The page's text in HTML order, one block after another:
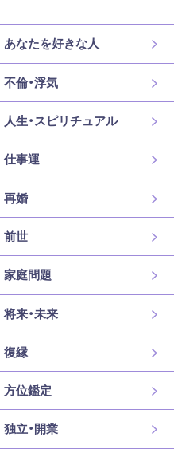
あなたを好きな人
不倫・浮気
人生・スピリチュアル
仕事運
再婚
前世
家庭問題
将来・未来
復縁
方位鑑定
独立・開業